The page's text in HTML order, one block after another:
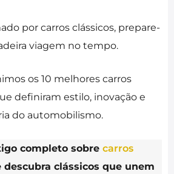
por carros clássicos, prepare-
viagem no tempo.
os 10 melhores carros
definiram estilo, inovação e
do automobilismo.
completo sobre carros
descubra clássicos que unem